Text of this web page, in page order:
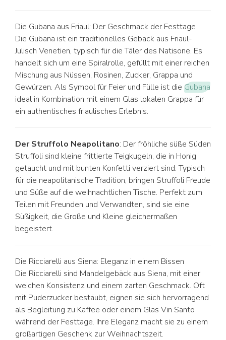
Die Gubana aus Friaul: Der Geschmack der Festtage
Die Gubana ist ein traditionelles Gebäck aus Friaul-
Julisch Venetien, typisch für die Täler des Natisone. Es
handelt sich um eine Spiralrolle, gefüllt mit einer reichen
Mischung aus Nüssen, Rosinen, Zucker, Grappa und
Gewürzen. Als Symbol für Feier und Fülle ist die Gubana
ideal in Kombination mit einem Glas lokalen Grappa für
ein authentisches friaulisches Erlebnis.
Der Struffolo Neapolitano: Der fröhliche süße Süden
Struffoli sind kleine frittierte Teigkugeln, die in Honig
getaucht und mit bunten Konfetti verziert sind. Typisch
für die neapolitanische Tradition, bringen Struffoli Freude
und Süße auf die weihnachtlichen Tische. Perfekt zum
Teilen mit Freunden und Verwandten, sind sie eine
Süßigkeit, die Große und Kleine gleichermaßen
begeistert.
Die Ricciarelli aus Siena: Eleganz in einem Bissen
Die Ricciarelli sind Mandelgebäck aus Siena, mit einer
weichen Konsistenz und einem zarten Geschmack. Oft
mit Puderzucker bestäubt, eignen sie sich hervorragend
als Begleitung zu Kaffee oder einem Glas Vin Santo
während der Festtage. Ihre Eleganz macht sie zu einem
großartigen Geschenk zur Weihnachtszeit.